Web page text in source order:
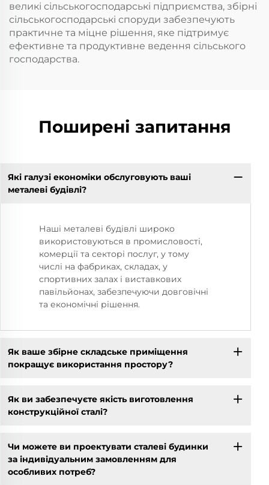
великі сільськогосподарські підприємства, збірні
сільськогосподарські споруди забезпечують
практичне та міцне рішення, яке підтримує
ефективне та продуктивне ведення сільського
господарства.
Поширені запитання
Які галузі економіки обслуговують ваші
металеві будівлі?
Наші металеві будівлі широко
використовуються в промисловості,
комерції та секторі послуг, у тому
числі на фабриках, складах, у
спортивних залах і виставкових
павільйонах, забезпечуючи довговічні
та економічні рішення.
Як ваше збірне складське приміщення
покращує використання простору?
Як ви забезпечуєте якість виготовлення
конструкційної сталі?
Чи можете ви проектувати сталеві будинки
за індивідуальним замовленням для
особливих потреб?